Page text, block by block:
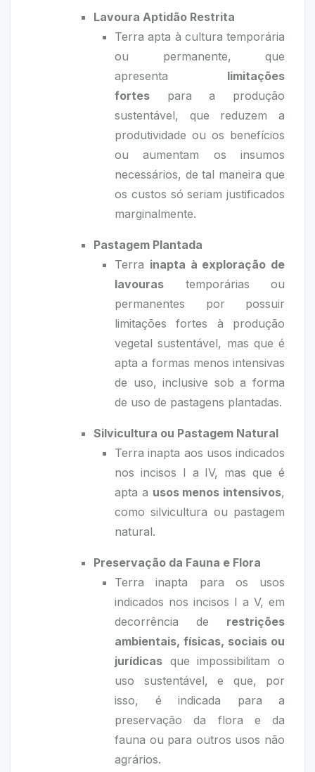
Lavoura Aptidão Restrita
Terra apta à cultura temporária
ou permanente, que
apresenta
limitações
fortes
para a produção
sustentável, que reduzem a
produtividade ou os benefícios
ou aumentam os insumos
necessários, de tal maneira que
os custos só seriam justificados
marginalmente.
Pastagem Plantada
Terra inapta à exploração de
lavouras
temporárias ou
permanentes por possuir
limitações fortes à produção
vegetal sustentável, mas que é
apta a formas menos intensivas
de uso, inclusive sob a forma
de uso de pastagens plantadas.
Silvicultura ou Pastagem Natural
Terra inapta aos usos indicados
nos incisos I a IV, mas que é
apta a usos menos intensivos,
como silvicultura ou pastagem
natural.
Preservação da Fauna e Flora
Terra inapta para os usos
indicados nos incisos I a V, em
decorrência de
restrições
ambientais, físicas, sociais ou
jurídicas que impossibilitam o
uso sustentável, e que, por
isso, é indicada para a
preservação da flora e da
fauna ou para outros usos não
agrários.